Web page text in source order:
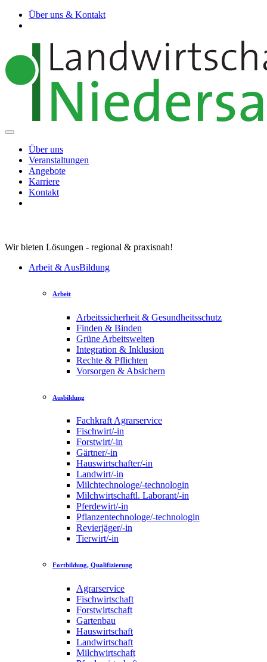
Über uns & Kontakt
Über uns
Veranstaltungen
Angebote
Karriere
Kontakt
Wir bieten Lösungen - regional & praxisnah!
Arbeit & AusBildung
Arbeit
Arbeitssicherheit & Gesundheitsschutz
Finden & Binden
Grüne Arbeitswelten
Integration & Inklusion
Rechte & Pflichten
Vorsorgen & Absichern
Ausbildung
Fachkraft Agrarservice
Fischwirt/-in
Forstwirt/-in
Gärtner/-in
Hauswirtschafter/-in
Landwirt/-in
Milchtechnologe/-technologin
Milchwirtschaftl. Laborant/-in
Pferdewirt/-in
Pflanzentechnologe/-technologin
Revierjäger/-in
Tierwirt/-in
Fortbildung, Qualifizierung
Agrarservice
Fischwirtschaft
Forstwirtschaft
Gartenbau
Hauswirtschaft
Landwirtschaft
Milchwirtschaft